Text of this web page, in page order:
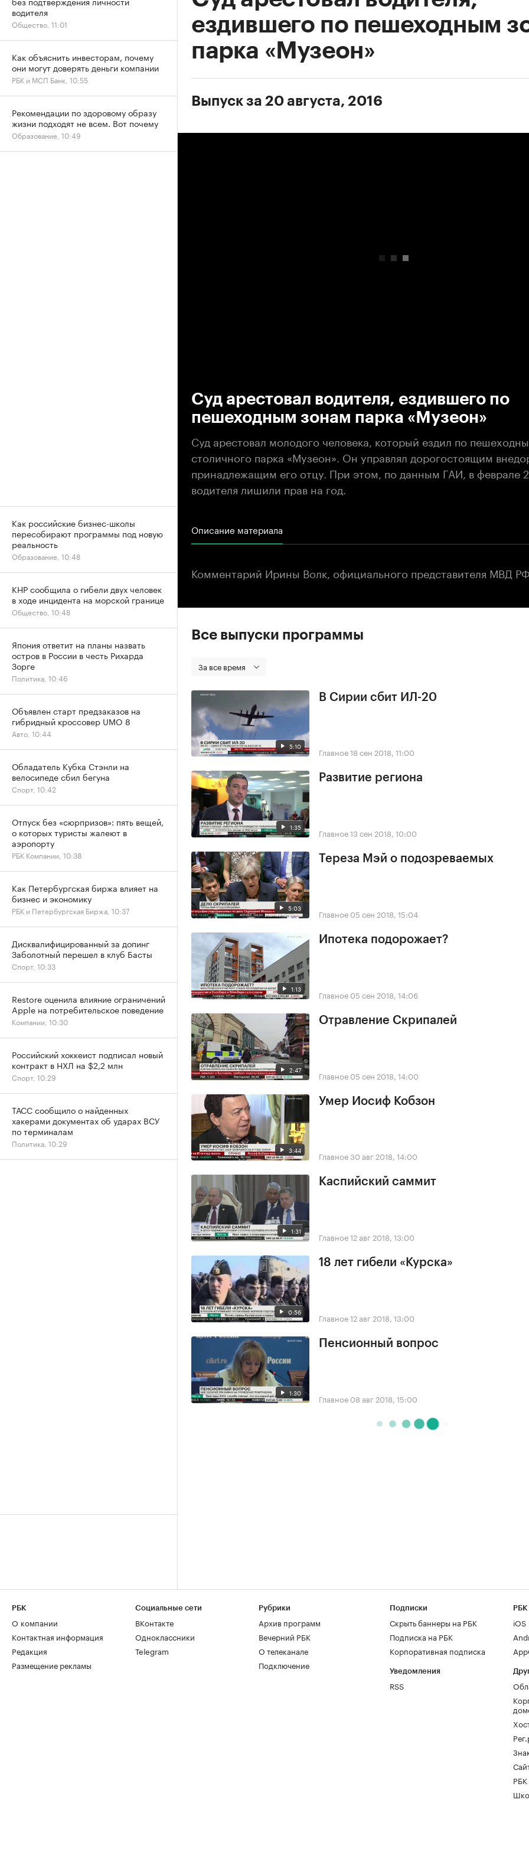
ездившего по пешеходным
парка «Музеон»
Выпуск за 20 августа, 2016
Суд арестовал водителя, ездившего по
пешеходным зонам парка «Музеон»
Суд арестовал молодого человека, который ездил по
столичного парка «Музеон». Он управлял дорогостоящим
принадлежащим его отцу. При этом, по данным ГАИ, в феврале
водителя лишили прав на год.
Описание материала
Комментарий Ирины Волк, официального представителя МВД
Все выпуски программы
За все время
5:10
В Сирии сбит ИЛ-20
Главное18 сен 2018, 11:00
1:35
Развитие региона
Главное13 сен 2018, 10:00
5:03
Тереза Мэй о подозреваемых
Главное 05 сен 2018, 15:04
1:13
Ипотека подорожает?
Главное 05 сен 2018, 14:06
2:47
Отравление Скрипалей
Главное 05 сен 2018, 14:00
3:44
Умер Иосиф Кобзон
Главное30 авг 2018, 14:00
1:31
Каспийский саммит
Главное12 авг 2018, 13:00
0:56
18 лет гибели «Курска»
Главное12 авг 2018, 13:00
1:30
Пенсионный вопрос
Главное 08 авг 2018, 15:00
водителя
Общество, 11:01
Как объяснить инвесторам, почему
они могут доверять деньги компании
РБК и МСП Банк, 10:55
Рекомендации по здоровому образу
жизни подходят не всем. Вот почему
Образование, 10:49
Как российские бизнес-школы
пересобирают программы под новую
реальность
Образование, 10:48
КНР сообщила о гибели двух человек
в ходе инцидента на морской границе
Общество, 10:48
Япония ответит на планы назвать
остров в России в честь Рихарда
Зорге
Политика, 10:46
Объявлен старт предзаказов на
гибридный кроссовер UMO 8
Авто, 10:44
Обладатель Кубка Стэнли на
велосипеде сбил бегуна
Спорт, 10:42
Отпуск без «сюрпризов»: пять вещей,
о которых туристы жалеют в
аэропорту
РБК Компании, 10:38
Как Петербургская биржа влияет на
бизнес и экономику
РБК и Петербургская Биржа, 10:37
Дисквалифицированный за допинг
Заболотный перешел в клуб Басты
Спорт, 10:33
Restore оценила влияние ограничений
Apple на потребительское поведение
Компании, 10:30
Российский хоккеист подписал новый
контракт в НХЛ на $2,2 млн
Спорт, 10:29
ТАСС сообщило о найденных
хакерами документах об ударах ВСУ
по терминалам
Политика, 10:29
РБК
О компании
Контактная информация
Редакция
Размещение рекламы
Социальные сети
ВКонтакте
Одноклассники
Telegram
Рубрики
Архив программ
Вечерний РБК
О телеканале
Подключение
Подписки
Скрыть баннеры на РБК
Подписка на РБК
Корпоративная подписка
Уведомления
RSS
РБК
iOS